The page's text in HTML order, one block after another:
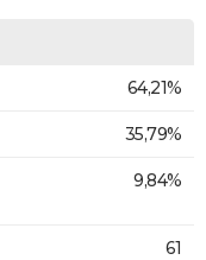
64,21%
35,79%
9,84%
61